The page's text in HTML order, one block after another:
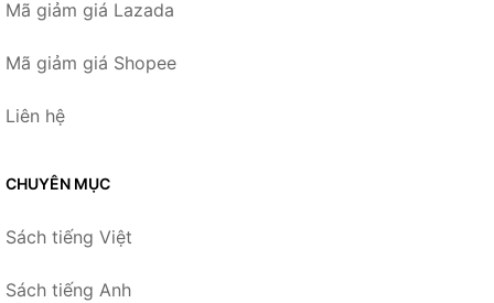
Mã giảm giá Lazada
Mã giảm giá Shopee
Liên hệ
CHUYÊN MỤC
Sách tiếng Việt
Sách tiếng Anh